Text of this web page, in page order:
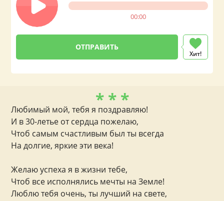
00:00
Хит!
* * *
Любимый мой, тебя я поздравляю!
И в 30-летье от сердца пожелаю,
Чтоб самым счастливым был ты всегда
На долгие, яркие эти века!
Желаю успеха я в жизни тебе,
Чтоб все исполнялись мечты на Земле!
Люблю тебя очень, ты лучший на свете,